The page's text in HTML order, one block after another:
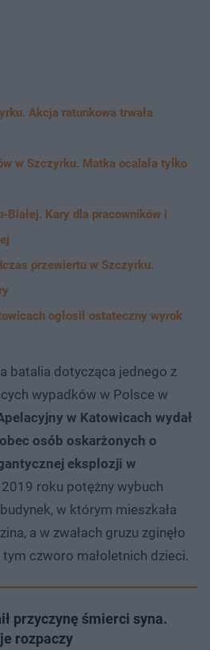
Akcja ratunkowa trwała
w Szczyrku. Matka ocalała tylko
Białej. Kary dla pracowników i
przewiertu w Szczyrku.
ogłosił ostateczny wyrok
batalia dotycząca jednego z
wypadków w Polsce w
w Katowicach wydał
osób oskarżonych o
eksplozji w
roku potężny wybuch
w którym mieszkała
a w zwałach gruzu zginęło
czworo małoletnich dzieci.
przyczynę śmierci syna.
rozpaczy